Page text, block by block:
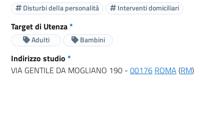
Disturbi della personalità
Interventi domiciliari
Target di Utenza*
Adulti Bambini
Indirizzo studio *
VIA GENTILE DA MOGLIANO 190 - 00176 ROMA (RM)